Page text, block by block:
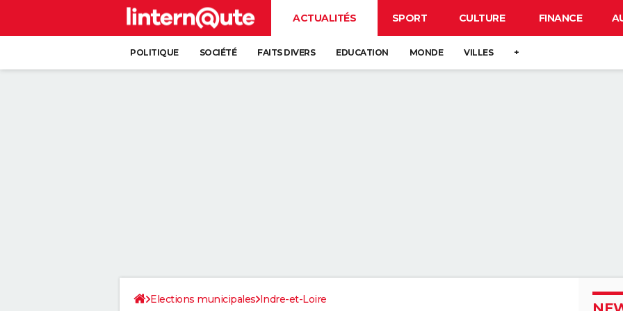
ACTUALITÉS SPORT CULTURE FINANCE
POLITIQUE SOCIÉTÉ FAITS DIVERS EDUCATION MONDE VILLES +
Elections municipales Indre-et-Loire